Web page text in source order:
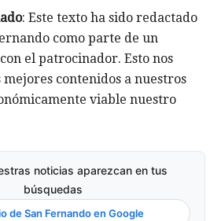
: Este texto ha sido redactado
como parte de un
el patrocinador. Esto nos
contenidos a nuestros
viable nuestro
noticias aparezcan en tus
búsquedas
de San Fernando en Google